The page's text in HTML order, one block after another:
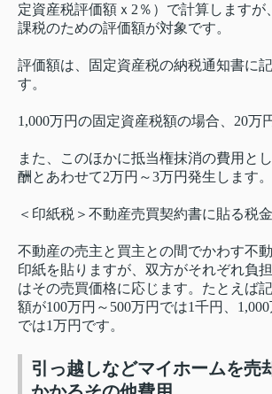
定資産税評価額ｘ2％）で計算しますが
課税のための評価額が対象です。
評価額は、固定資産税の納税通知書に
す。
1,000万円の固定資産税額の場合、20
また、このほかに抵当権抹消の費用と
酬とあわせて2万円～3万円発生します。
＜印紙税＞不動産売買契約書に貼る税金
不動産の売主と買主との間でかわす不
印紙を貼りますが、双方がそれぞれ負
はその売買価格に応じます。たとえば
額が100万円～500万円では1千円、
では1万円です。
引っ越しなどマイホームを売